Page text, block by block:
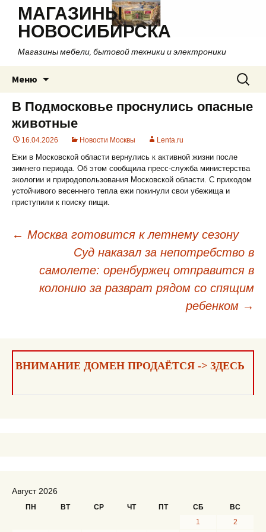
МАГАЗИНЫ
НОВОСИБИРСКА
Магазины мебели, бытовой техники и электроники
Меню
содержимому
Найти:
В Подмосковье проснулись опасные
животные
16.04.2026 Новости Москвы Lenta.ru
Ежи в Московской области вернулись к активной жизни после
зимнего периода. Об этом сообщила пресс-служба министерства
экологии и природопользования Московской области. С приходом
устойчивого весеннего тепла ежи покинули свои убежища и
приступили к поиску пищи.
Навигация
записям
← Москва готовится к летнему сезону
Суд наказал за непотребство в
самолете: оренбуржец отправится в
колонию за разврат рядом со спящим
ребенком →
ВНИМАНИЕ ДОМЕН ПРОДАЁТСЯ -> ЗДЕСЬ
Август 2026
ПН ВТ СР ЧТ ПТ СБ
ВС
1
2